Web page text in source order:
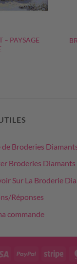
– PAYSAGE
Broderies
Broderies Diamants
Sur La Broderie
Réponses
commande
Visa PayPal Stripe